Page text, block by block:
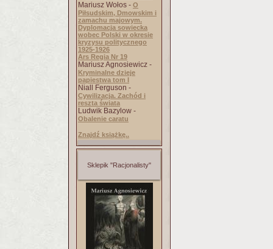
Mariusz Wołos - O
Piłsudskim, Dmowskim i
zamachu majowym.
Dyplomacja sowiecka
wobec Polski w okresie
kryzysu politycznego
1925-1926
Ars Regia Nr 19
Mariusz Agnosiewicz -
Kryminalne dzieje
papiestwa tom I
Niall Ferguson -
Cywilizacja. Zachód i
reszta świata
Ludwik Bazylow -
Obalenie caratu
Znajdź książkę..
Sklepik "Racjonalisty"